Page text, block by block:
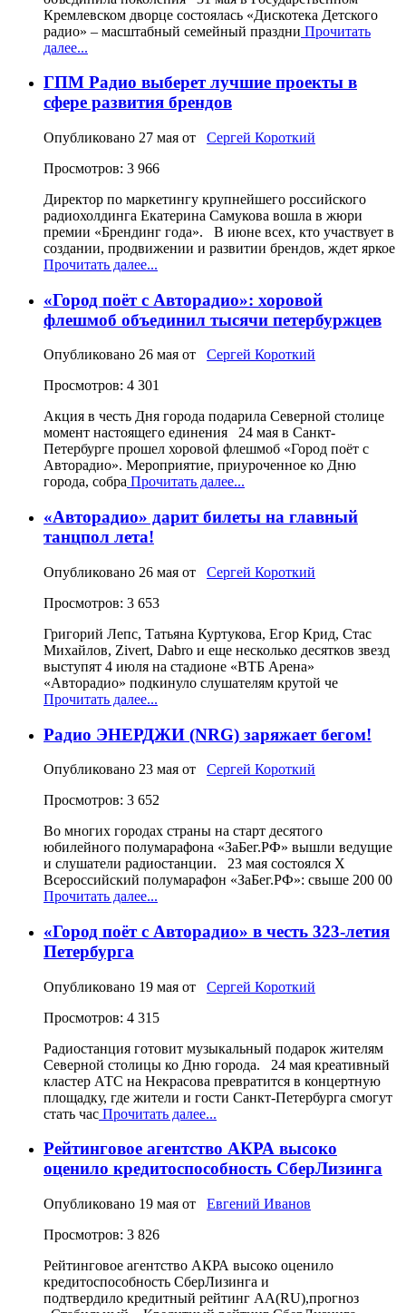
Кремлевском дворце состоялась «Дискотека Детского
радио» – масштабный семейный праздни Прочитать
далее...
ГПМ Радио выберет лучшие проекты в
сфере развития брендов
Опубликовано 27 мая от Сергей Короткий
Просмотров: 3 966
Директор по маркетингу крупнейшего российского
радиохолдинга Екатерина Самукова вошла в жюри
премии «Брендинг года». В июне всех, кто участвует в
создании, продвижении и развитии брендов, ждет яркое
Прочитать далее...
«Город поёт с Авторадио»: хоровой
флешмоб объединил тысячи петербуржцев
Опубликовано 26 мая от Сергей Короткий
Просмотров: 4 301
Акция в честь Дня города подарила Северной столице
момент настоящего единения 24 мая в Санкт-
Петербурге прошел хоровой флешмоб «Город поёт с
Авторадио». Мероприятие, приуроченное ко Дню
города, собра Прочитать далее...
«Авторадио» дарит билеты на главный
танцпол лета!
Опубликовано 26 мая от Сергей Короткий
Просмотров: 3 653
Григорий Лепс, Татьяна Куртукова, Егор Крид, Стас
Михайлов, Zivert, Dabro и еще несколько десятков звезд
выступят 4 июля на стадионе «ВТБ Арена»
«Авторадио» подкинуло слушателям крутой че
Прочитать далее...
Радио ЭНЕРДЖИ (NRG) заряжает бегом!
Опубликовано 23 мая от Сергей Короткий
Просмотров: 3 652
Во многих городах страны на старт десятого
юбилейного полумарафона «ЗаБег.РФ» вышли ведущие
и слушатели радиостанции. 23 мая состоялся X
Всероссийский полумарафон «ЗаБег.РФ»: свыше 200 00
Прочитать далее...
«Город поёт с Авторадио» в честь 323-летия
Петербурга
Опубликовано 19 мая от Сергей Короткий
Просмотров: 4 315
Радиостанция готовит музыкальный подарок жителям
Северной столицы ко Дню города. 24 мая креативный
кластер АТС на Некрасова превратится в концертную
площадку, где жители и гости Санкт-Петербурга смогут
стать час Прочитать далее...
Рейтинговое агентство АКРА высоко
оценило кредитоспособность СберЛизинга
Опубликовано 19 мая от Евгений Иванов
Просмотров: 3 826
Рейтинговое агентство АКРА высоко оценило
кредитоспособность СберЛизинга и
подтвердило кредитный рейтинг АА(RU),прогноз